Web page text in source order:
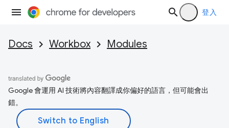
登入
Docs Workbox Modules
Google 會運用 AI 技術將內容翻譯成你偏好的語言，但可能會出
錯。